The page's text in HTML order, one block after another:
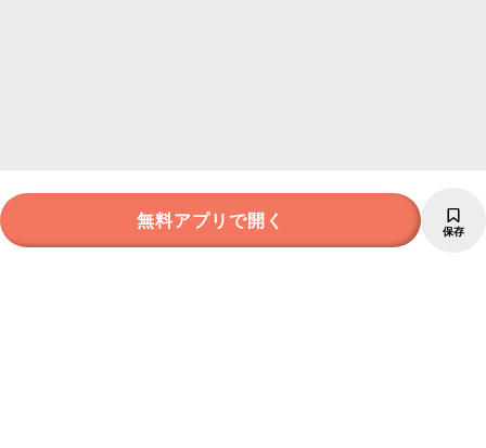
無料アプリで開く 保存